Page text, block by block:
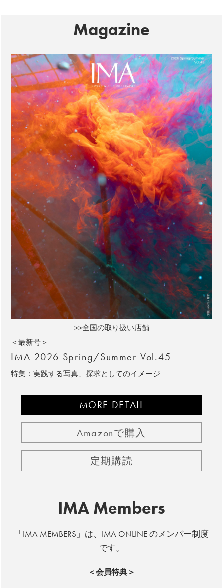
Magazine
>>全国の取り扱い店舗
＜最新号＞
IMA 2026 Spring/Summer Vol.45
特集：実践する写真、探求としてのイメージ
MORE DETAIL
Amazonで購入
定期購読
IMA Members
「IMA MEMBERS」は、IMA ONLINE のメンバー制度
です。
＜会員特典＞